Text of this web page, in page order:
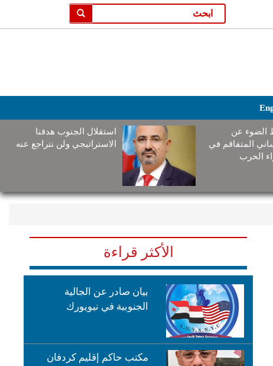
الضوء عن
المتفاقم في
الحرب
استقلال الجنوب هدفنا
الاستراتيجي ولن نتراجع عنه
الأكثر قراءة
بيان صادر عن الجالية
الجنوبية في نيويورك
مكتب حاكم إقليم كردفان